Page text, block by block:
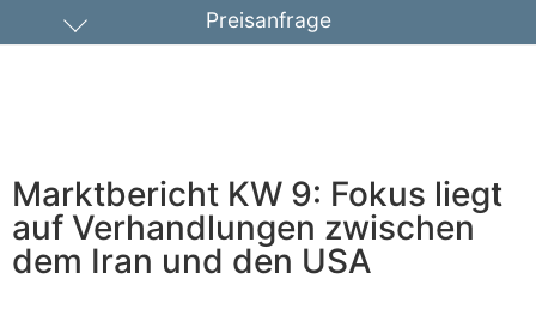
Preisanfrage
Menge
Anzahl Abladeorte
Marktbericht KW 9: Fokus liegt
auf Verhandlungen zwischen
dem Iran und den USA